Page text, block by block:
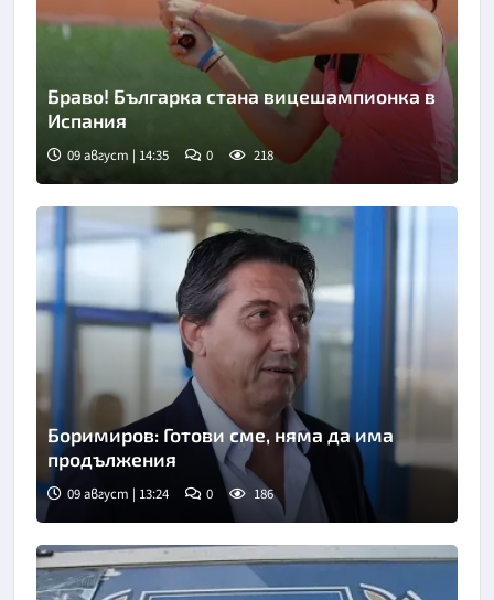
Снимка: БТА
Браво! Българка стана вицешампионка в
Испания
09 август | 14:35 0 218
Боримиров: Готови сме, няма да има
продължения
09 август | 13:24 0 186